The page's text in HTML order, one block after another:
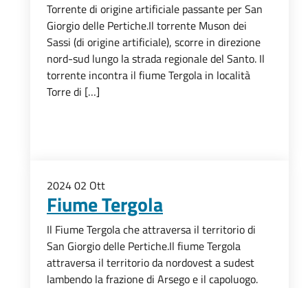
Torrente di origine artificiale passante per San
Giorgio delle Pertiche.Il torrente Muson dei
Sassi (di origine artificiale), scorre in direzione
nord-sud lungo la strada regionale del Santo. Il
torrente incontra il fiume Tergola in località
Torre di […]
202402 Ott
Fiume Tergola
Il Fiume Tergola che attraversa il territorio di
San Giorgio delle Pertiche.Il fiume Tergola
attraversa il territorio da nordovest a sudest
lambendo la frazione di Arsego e il capoluogo.